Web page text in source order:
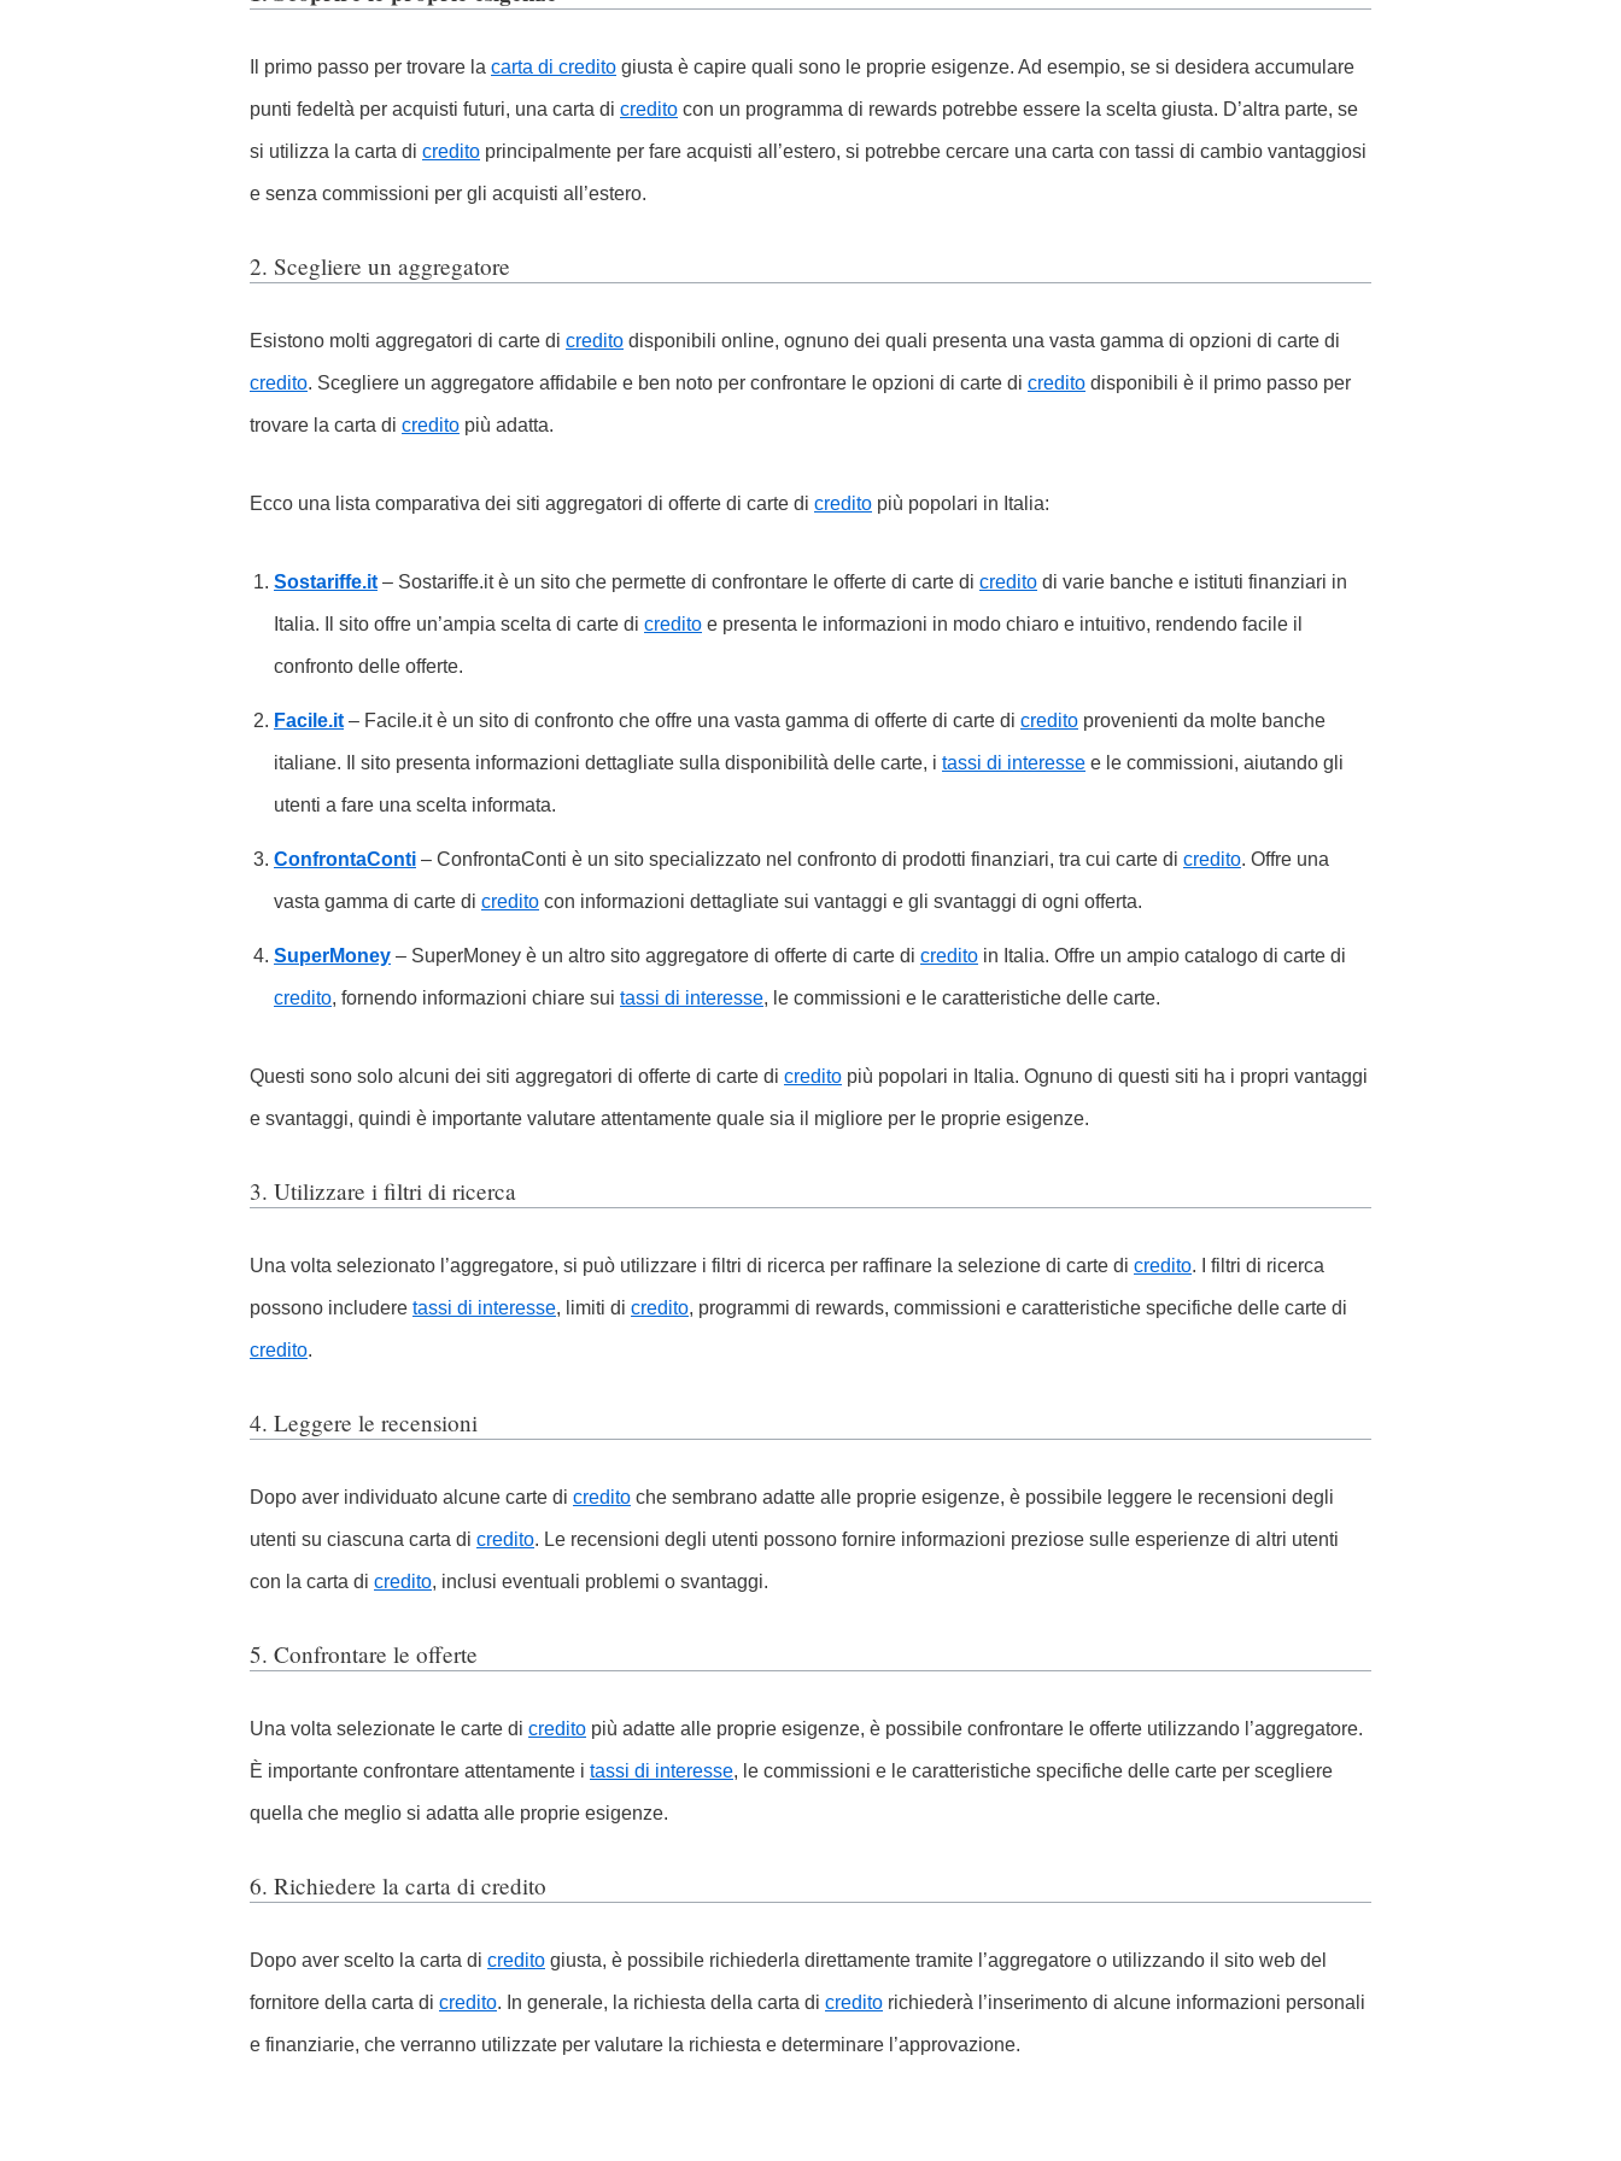
Il primo passo per trovare la carta di credito giusta è capire quali sono le proprie esigenze. Ad esempio, se si desidera accumulare
punti fedeltà per acquisti futuri, una carta di credito con un programma di rewards potrebbe essere la scelta giusta. D’altra parte, se
si utilizza la carta di credito principalmente per fare acquisti all’estero, si potrebbe cercare una carta con tassi di cambio vantaggiosi
e senza commissioni per gli acquisti all’estero.
2. Scegliere un aggregatore
Esistono molti aggregatori di carte di credito disponibili online, ognuno dei quali presenta una vasta gamma di opzioni di carte di
credito. Scegliere un aggregatore affidabile e ben noto per confrontare le opzioni di carte di credito disponibili è il primo passo per
trovare la carta di credito più adatta.
Ecco una lista comparativa dei siti aggregatori di offerte di carte di credito più popolari in Italia:
Sostariffe.it – Sostariffe.it è un sito che permette di confrontare le offerte di carte di credito di varie banche e istituti finanziari in
Italia. Il sito offre un’ampia scelta di carte di credito e presenta le informazioni in modo chiaro e intuitivo, rendendo facile il
confronto delle offerte.
Facile.it – Facile.it è un sito di confronto che offre una vasta gamma di offerte di carte di credito provenienti da molte banche
italiane. Il sito presenta informazioni dettagliate sulla disponibilità delle carte, i tassi di interesse e le commissioni, aiutando gli
utenti a fare una scelta informata.
ConfrontaConti – ConfrontaConti è un sito specializzato nel confronto di prodotti finanziari, tra cui carte di credito. Offre una
vasta gamma di carte di credito con informazioni dettagliate sui vantaggi e gli svantaggi di ogni offerta.
SuperMoney – SuperMoney è un altro sito aggregatore di offerte di carte di credito in Italia. Offre un ampio catalogo di carte di
credito, fornendo informazioni chiare sui tassi di interesse, le commissioni e le caratteristiche delle carte.
Questi sono solo alcuni dei siti aggregatori di offerte di carte di credito più popolari in Italia. Ognuno di questi siti ha i propri vantaggi
e svantaggi, quindi è importante valutare attentamente quale sia il migliore per le proprie esigenze.
3. Utilizzare i filtri di ricerca
Una volta selezionato l’aggregatore, si può utilizzare i filtri di ricerca per raffinare la selezione di carte di credito. I filtri di ricerca
possono includere tassi di interesse, limiti di credito, programmi di rewards, commissioni e caratteristiche specifiche delle carte di
credito.
4. Leggere le recensioni
Dopo aver individuato alcune carte di credito che sembrano adatte alle proprie esigenze, è possibile leggere le recensioni degli
utenti su ciascuna carta di credito. Le recensioni degli utenti possono fornire informazioni preziose sulle esperienze di altri utenti
con la carta di credito, inclusi eventuali problemi o svantaggi.
5. Confrontare le offerte
Una volta selezionate le carte di credito più adatte alle proprie esigenze, è possibile confrontare le offerte utilizzando l’aggregatore.
È importante confrontare attentamente i tassi di interesse, le commissioni e le caratteristiche specifiche delle carte per scegliere
quella che meglio si adatta alle proprie esigenze.
6. Richiedere la carta di credito
Dopo aver scelto la carta di credito giusta, è possibile richiederla direttamente tramite l’aggregatore o utilizzando il sito web del
fornitore della carta di credito. In generale, la richiesta della carta di credito richiederà l’inserimento di alcune informazioni personali
e finanziarie, che verranno utilizzate per valutare la richiesta e determinare l’approvazione.